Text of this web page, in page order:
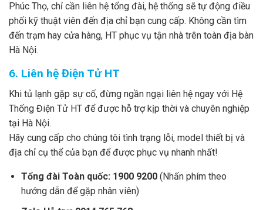
Phúc Thọ, chỉ cần liên hệ tổng đài, hệ thống sẽ tự động điều
phối kỹ thuật viên đến địa chỉ bạn cung cấp. Không cần tìm
đến trạm hay cửa hàng, HT phục vụ tận nhà trên toàn địa bàn
Hà Nội.
6. Liên hệ Điện Tử HT
Khi tủ lạnh gặp sự cố, đừng ngần ngại liên hệ ngay với Hệ
Thống Điện Tử HT để được hỗ trợ kịp thời và chuyên nghiệp
tại Hà Nội.
Hãy cung cấp cho chúng tôi tình trạng lỗi, model thiết bị và
địa chỉ cụ thể của bạn để được phục vụ nhanh nhất!
Tổng đài Toàn quốc: 1900 9200(Nhấn phím theo
hướng dẫn để gặp nhân viên)